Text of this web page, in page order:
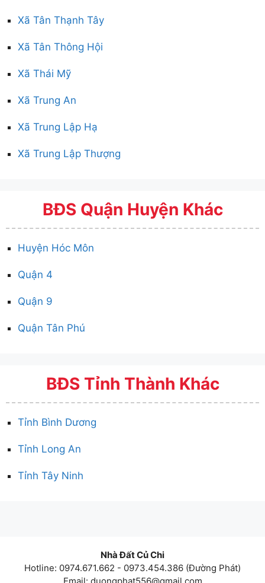
Xã Tân Thạnh Tây
Xã Tân Thông Hội
Xã Thái Mỹ
Xã Trung An
Xã Trung Lập Hạ
Xã Trung Lập Thượng
BĐS Quận Huyện Khác
Huyện Hóc Môn
Quận 4
Quận 9
Quận Tân Phú
BĐS Tỉnh Thành Khác
Tỉnh Bình Dương
Tỉnh Long An
Tỉnh Tây Ninh
Nhà Đất Củ Chi
Hotline: 0974.671.662 - 0973.454.386 (Đường Phát)